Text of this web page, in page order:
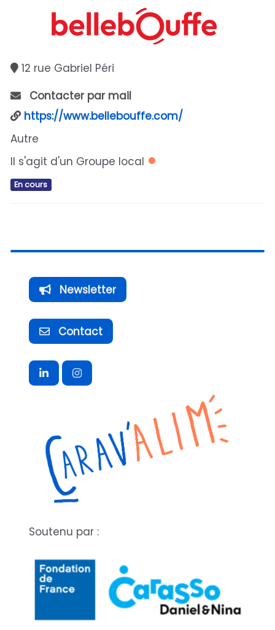
12 rue Gabriel Péri
Contacter par mail
https://www.bellebouffe.com/
Autre
Il s'agit d'un Groupe local
En cours
Newsletter
Contact
Soutenu par :